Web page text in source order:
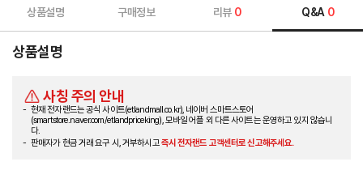
상품설명 구매정보 리뷰 0 Q&A 0
상품설명
사칭 주의 안내
현재 전자랜드는 공식 사이트(etlandmall.co.kr), 네이버 스마트스토어
(smartstore.naver.com/etlandpriceking), 모바일 어플 외 다른 사이트는 운영하고 있지 않습니
다.
판매자가 현금 거래 요구 시, 거부하시고즉시 전자랜드 고객센터로 신고해주세요.